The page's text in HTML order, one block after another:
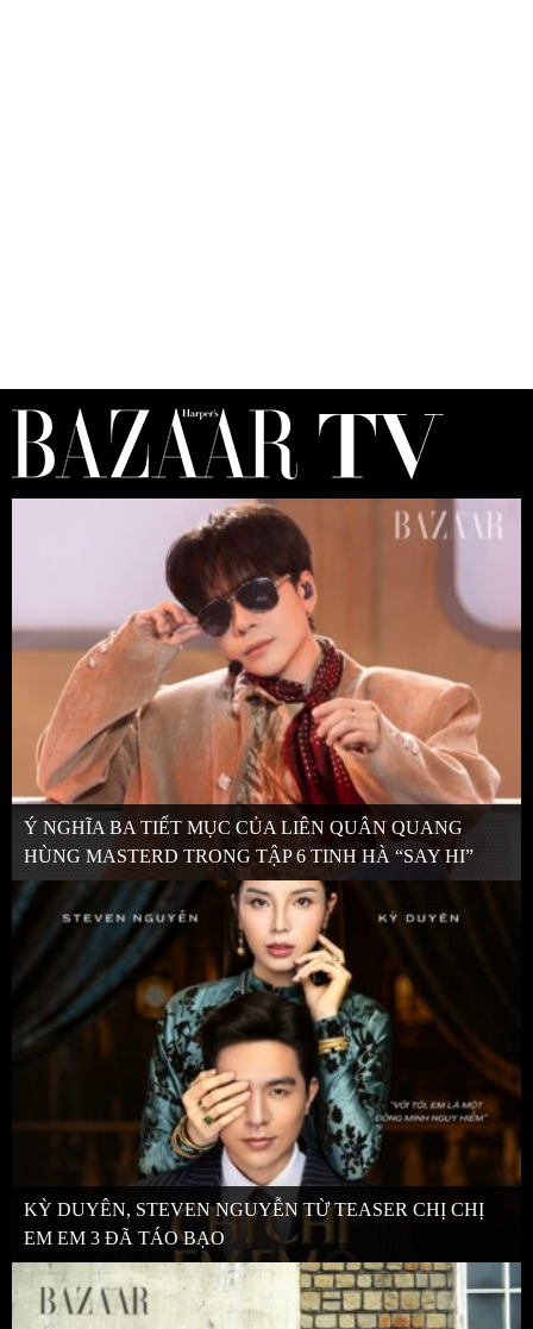
Ý NGHĨA BA TIẾT MỤC CỦA LIÊN QUÂN QUANG
HÙNG MASTERD TRONG TẬP 6 TINH HÀ “SAY HI”
KỲ DUYÊN, STEVEN NGUYỄN TỪ TEASER CHỊ CHỊ
EM EM 3 ĐÃ TÁO BẠO